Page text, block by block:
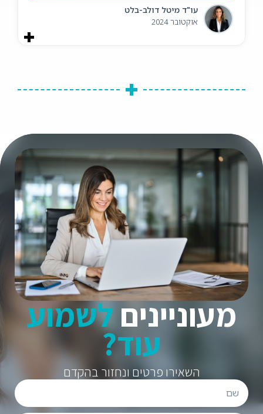
עו"ד מיטל דולב-בלט
אוקטובר 2024
מעונייניםלשמוע
עוד?
השאירו פרטים ונחזור בהקדם